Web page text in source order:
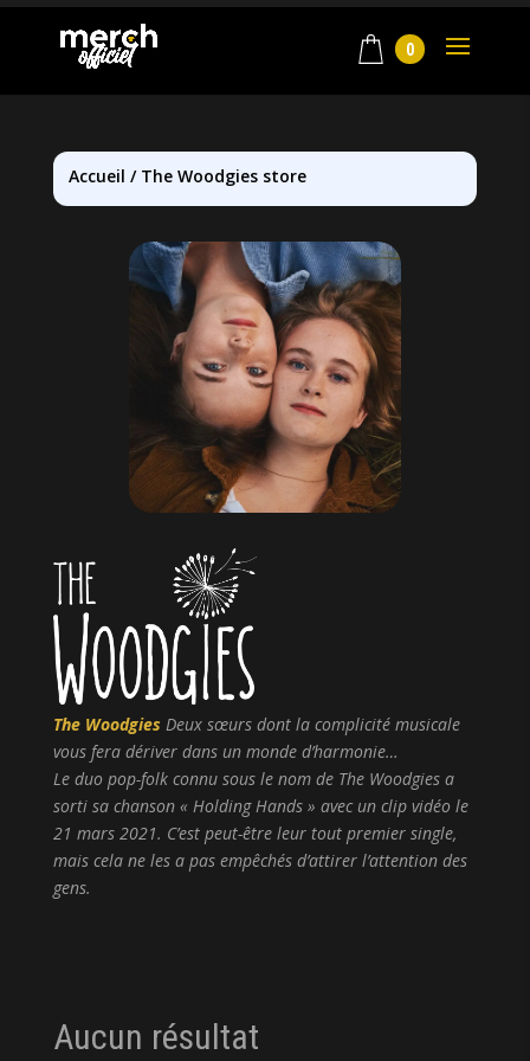
0
Accueil / The Woodgies store
The Woodgies Deux sœurs dont la complicité musicale
vous fera dériver dans un monde d’harmonie…
Le duo pop-folk connu sous le nom de The Woodgies a
sorti sa chanson « Holding Hands » avec un clip vidéo le
21 mars 2021. C’est peut-être leur tout premier single,
mais cela ne les a pas empêchés d’attirer l’attention des
gens.
Aucun résultat